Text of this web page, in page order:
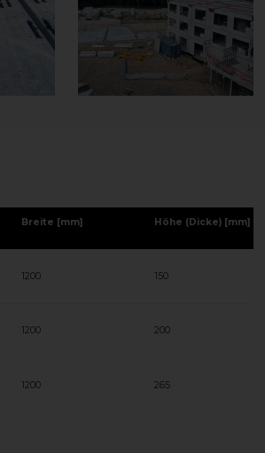
Breite [mm] Höhe (Dicke) [mm]
1200 150
1200 200
1200 265